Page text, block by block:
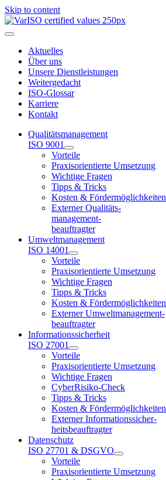
Skip to content
Aktuelles
Über uns
Unsere Dienstleistungen
Weitergedacht
ISO-Glossar
Karriere
Kontakt
Qualitätsmanagement
ISO 9001
Vorteile
Praxisorientierte Umsetzung
Wichtige Fragen
Tipps & Tricks
Kosten & Fördermöglichkeiten
Externer Qualitäts-
management-
beauftragter
Umweltmanagement
ISO 14001
Vorteile
Praxisorientierte Umsetzung
Wichtige Fragen
Tipps & Tricks
Kosten & Fördermöglichkeiten
Externer Umweltmanagement-
beauftragter
Informationssicherheit
ISO 27001
Vorteile
Praxisorientierte Umsetzung
Wichtige Fragen
CyberRisiko-Check
Tipps & Tricks
Kosten & Fördermöglichkeiten
Externer Informationssicher-
heitsbeauftragter
Datenschutz
ISO 27701 & DSGVO
Vorteile
Praxisorientierte Umsetzung